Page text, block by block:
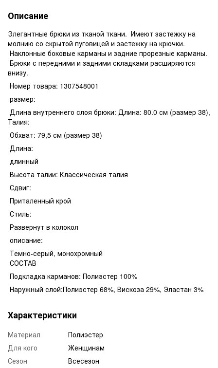
Описание
Элегантные брюки из тканой ткани. Имеют застежку на
молнию со скрытой пуговицей и застежку на крючки.
Наклонные боковые карманы и задние прорезные карманы.
Брюки с передними и задними складками расширяются
внизу.
Номер товара: 1307548001
размер:
Длина внутреннего слоя брюки: Длина: 80.0 см (размер 38),
Талия:
Обхват: 79,5 см (размер 38)
Длина:
длинный
Высота талии: Классическая талия
Сдвиг:
Приталенный крой
Стиль:
Развернут в колокол
описание:
Темно-серый, монохромный
СОСТАВ
Подкладка карманов: Полиэстер 100%
Наружный слой:Полиэстер 68%, Вискоза 29%, Эластан 3%
Характеристики
Материал
Полиэстер
Для кого
Женщинам
Сезон
Всесезон